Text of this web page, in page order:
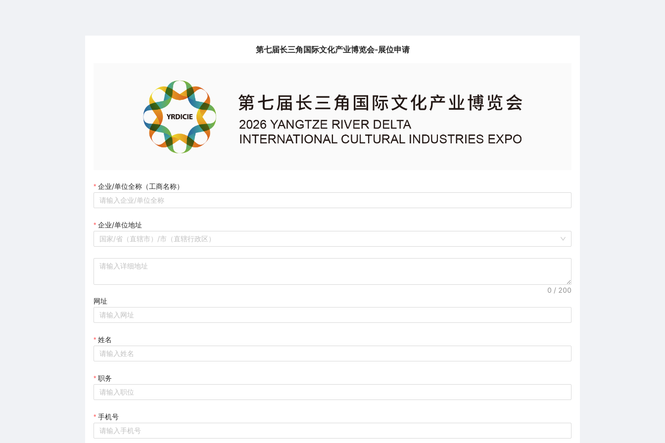
第七届长三角国际文化产业博览会-展位申请
* 企业/单位全称（工商名称）
请输入企业/单位全称
* 企业/单位地址
国家/省（直辖市）/市（直辖行政区）
网址
* 姓名
* 职务
* 手机号